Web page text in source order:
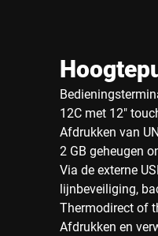
12C met 12"
Afdrukken van
2 GB geheugen
Via de externe
lijnbeveiliging,
Thermodirect of
Afdrukken en